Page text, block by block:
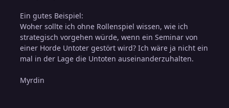
Ein gutes Beispiel:
Woher sollte ich ohne Rollenspiel wissen, wie ich
strategisch vorgehen würde, wenn ein Seminar von
einer Horde Untoter gestört wird? Ich wäre ja nicht ein
mal in der Lage die Untoten auseinanderzuhalten.
Myrdin